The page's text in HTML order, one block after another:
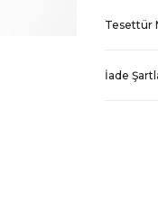
Tesettür
İade